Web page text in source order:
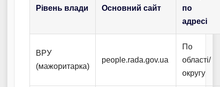
Рівень влади Основний сайт
по
адресі
ВРУ
(мажоритарка)
people.rada.gov.ua
По
області/
округу